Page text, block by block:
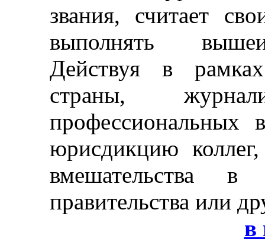
звания, считает
выполнять
Действуя в рамках
страны,
профессиональных
юрисдикцию
вмешательства
правительства или
в